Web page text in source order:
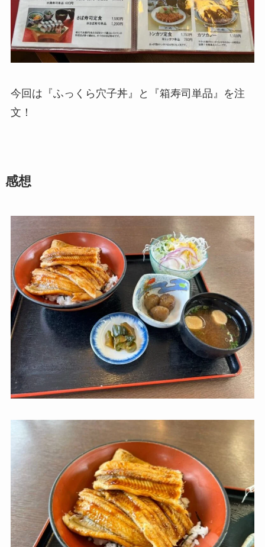
今回は『ふっくら穴子丼』と『箱寿司単品』を注
文！
感想